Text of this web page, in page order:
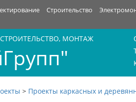
Строительство
СТРОИТЕЛЬСТВО, МОНТАЖ
> Проекты каркасных и